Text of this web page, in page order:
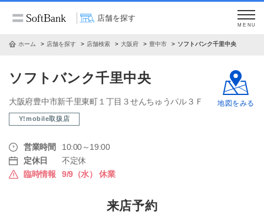
店舗を探す
MENU
ホーム 店舗を探す 店舗検索 大阪府 豊中市 ソフトバンク千里中央
ソフトバンク千里中央
大阪府豊中市新千里東町１丁目３せんちゅうパル３Ｆ
Y!mobile取扱店
営業時間
10:00～19:00
定休日
不定休
臨時情報
9/9（水） 休業
地図をみる
来店予約